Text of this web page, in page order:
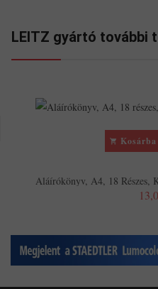
LEITZ gyártó további
Kosárba
Aláírókönyv, A4, 18